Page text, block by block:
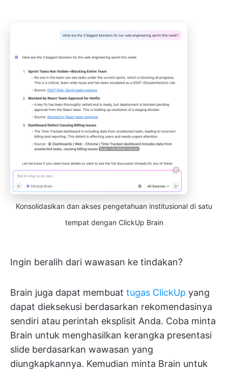
Konsolidasikan dan akses pengetahuan institusional di satu
tempat dengan ClickUp Brain
Ingin beralih dari wawasan ke tindakan?
Brain juga dapat membuat tugas ClickUp yang
dapat dieksekusi berdasarkan rekomendasinya
sendiri atau perintah eksplisit Anda. Coba minta
Brain untuk menghasilkan kerangka presentasi
slide berdasarkan wawasan yang
diungkapkannya. Kemudian minta Brain untuk